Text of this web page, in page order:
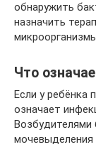
обнаружить
назначить
Что
Если у ребёнка
означает
Возбудителями
мочевыделения